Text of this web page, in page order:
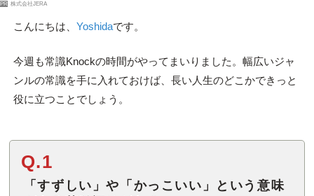
PR 株式会社JERA
こんにちは、 Yoshidaです。
今週も常識Knockの時間がやってまいりました。幅広いジャ
ンルの常識を手に入れておけば、長い人生のどこかできっと
役に立つことでしょう。
Q.1
「すずしい」や「かっこいい」という意味